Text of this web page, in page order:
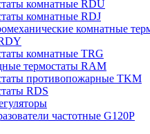
комнатные RDU
комнатные RDJ
комнатные
комнатные TRG
термостаты RAM
противопожарные TKM
RDS
частотные G120P